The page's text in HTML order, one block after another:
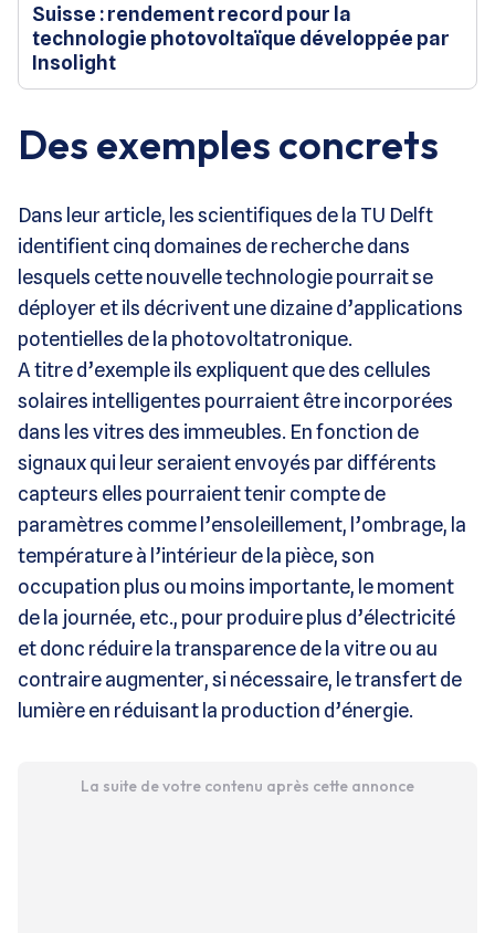
Suisse : rendement record pour la
technologie photovoltaïque développée par
Insolight
Des exemples concrets
Dans leur article, les scientifiques de la TU Delft
identifient cinq domaines de recherche dans
lesquels cette nouvelle technologie pourrait se
déployer et ils décrivent une dizaine d’applications
potentielles de la photovoltatronique.
A titre d’exemple ils expliquent que des cellules
solaires intelligentes pourraient être incorporées
dans les vitres des immeubles. En fonction de
signaux qui leur seraient envoyés par différents
capteurs elles pourraient tenir compte de
paramètres comme l’ensoleillement, l’ombrage, la
température à l’intérieur de la pièce, son
occupation plus ou moins importante, le moment
de la journée, etc., pour produire plus d’électricité
et donc réduire la transparence de la vitre ou au
contraire augmenter, si nécessaire, le transfert de
lumière en réduisant la production d’énergie.
La suite de votre contenu après cette annonce